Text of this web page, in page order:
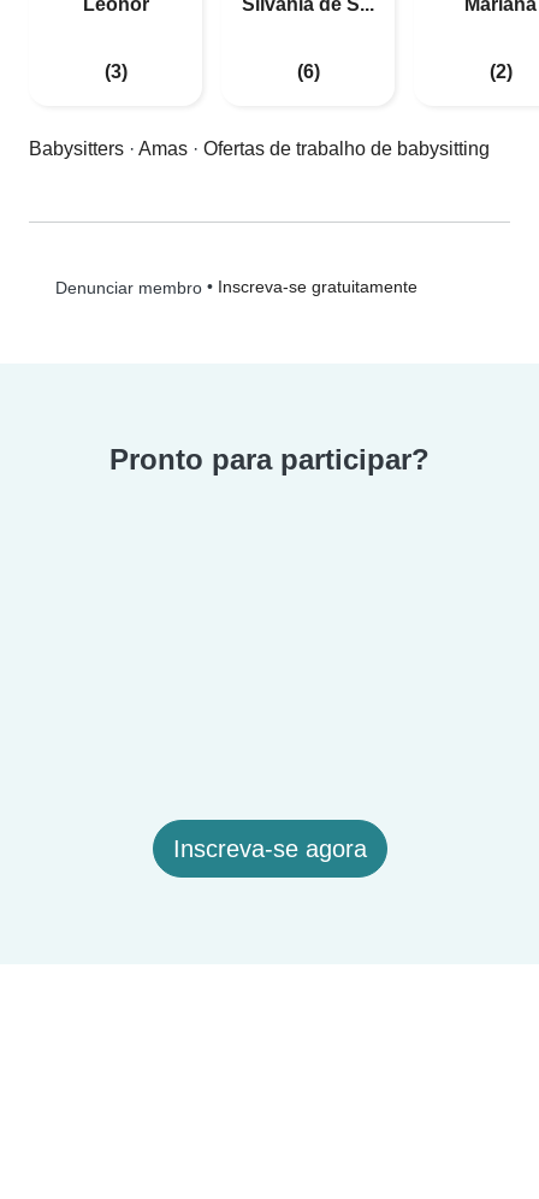
Leonor
(3)
Silvania de S...
(6)
Mariana
(2)
Babysitters · Amas · Ofertas de trabalho de babysitting
Denunciar membro• Inscreva-se gratuitamente
Pronto para participar?
Inscreva-se agora